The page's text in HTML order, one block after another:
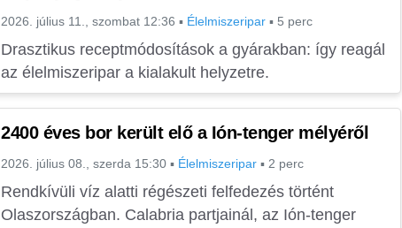
2026. július 11., szombat 12:36▪ Élelmiszeripar ▪ 5 perc
Drasztikus receptmódosítások a gyárakban: így reagál
az élelmiszeripar a kialakult helyzetre.
2400 éves bor került elő a Ión-tenger mélyéről
2026. július 08., szerda 15:30▪ Élelmiszeripar ▪ 2 perc
Rendkívüli víz alatti régészeti felfedezés történt
Olaszországban. Calabria partjainál, az Ión-tenger